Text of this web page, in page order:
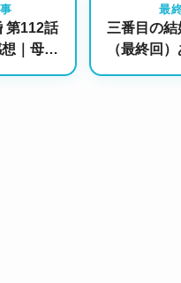
第112話
｜母が
最
三番目の
（最終回